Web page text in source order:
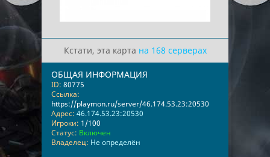
Кстати, эта карта на 168 серверах
ОБЩАЯ ИНФОРМАЦИЯ
ID: 80775
Ссылка:
https://playmon.ru/server/46.174.53.23:20530
Адрес: 46.174.53.23:20530
Игроки: 1/100
Статус: Включен
Владелец: Не определён